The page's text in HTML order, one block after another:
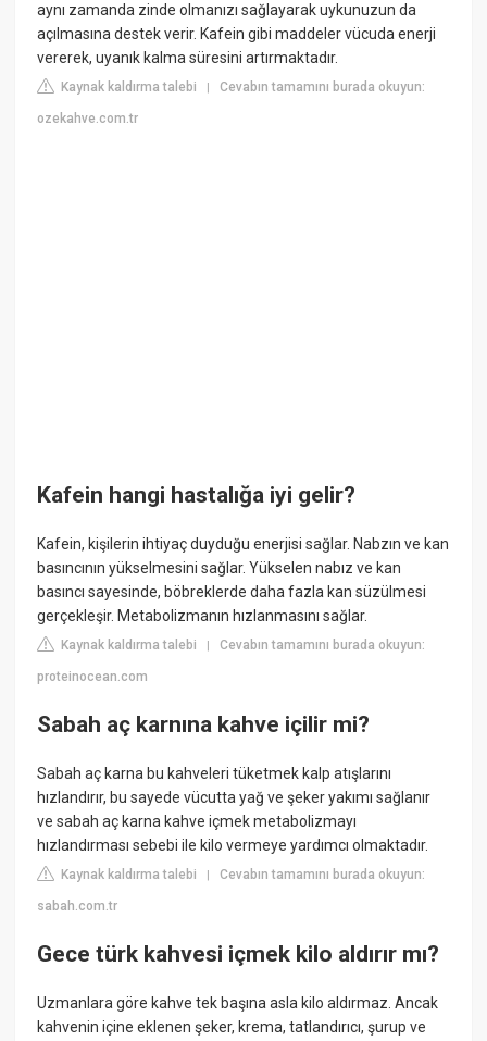
aynı zamanda zinde olmanızı sağlayarak uykunuzun da
açılmasına destek verir. Kafein gibi maddeler vücuda enerji
vererek, uyanık kalma süresini artırmaktadır.
Kaynak kaldırma talebi |Cevabın tamamını burada okuyun:
ozekahve.com.tr
Kafein hangi hastalığa iyi gelir?
Kafein, kişilerin ihtiyaç duyduğu enerjisi sağlar. Nabzın ve kan
basıncının yükselmesini sağlar. Yükselen nabız ve kan
basıncı sayesinde, böbreklerde daha fazla kan süzülmesi
gerçekleşir. Metabolizmanın hızlanmasını sağlar.
Kaynak kaldırma talebi |Cevabın tamamını burada okuyun:
proteinocean.com
Sabah aç karnına kahve içilir mi?
Sabah aç karna bu kahveleri tüketmek kalp atışlarını
hızlandırır, bu sayede vücutta yağ ve şeker yakımı sağlanır
ve sabah aç karna kahve içmek metabolizmayı
hızlandırması sebebi ile kilo vermeye yardımcı olmaktadır.
Kaynak kaldırma talebi |Cevabın tamamını burada okuyun:
sabah.com.tr
Gece türk kahvesi içmek kilo aldırır mı?
Uzmanlara göre kahve tek başına asla kilo aldırmaz. Ancak
kahvenin içine eklenen şeker, krema, tatlandırıcı, şurup ve